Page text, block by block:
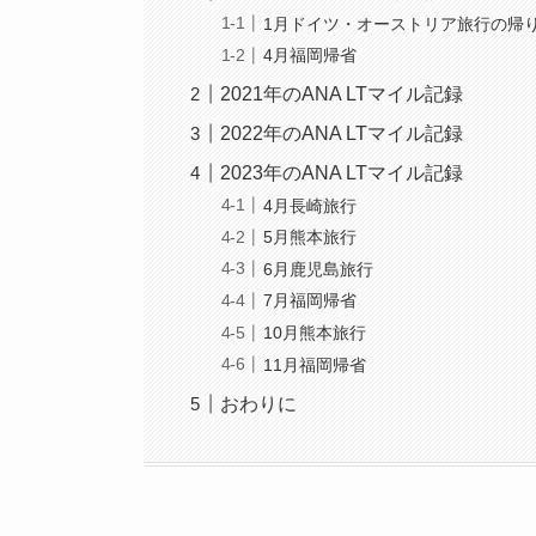
1月ドイツ・オーストリア旅行の帰
4月福岡帰省
2021年のANA LTマイル記録
2022年のANA LTマイル記録
2023年のANA LTマイル記録
4月長崎旅行
5月熊本旅行
6月鹿児島旅行
7月福岡帰省
10月熊本旅行
11月福岡帰省
おわりに